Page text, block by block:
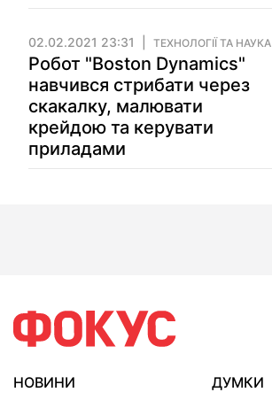
02.02.2021 23:31 ТЕХНОЛОГІЇ ТА НАУКА
Робот "Boston Dynamics"
навчився стрибати через
скакалку, малювати
крейдою та керувати
приладами
НОВИНИ
ДУМКИ